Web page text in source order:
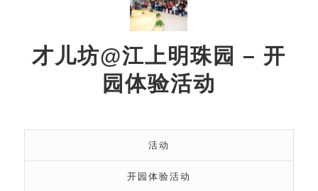
才儿坊@江上明珠园 – 开
园体验活动
活动
开园体验活动